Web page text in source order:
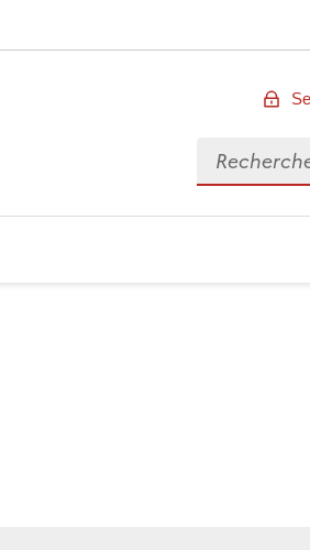
Rechercher